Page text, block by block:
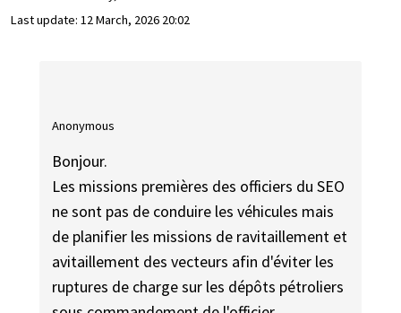
Last update: 12 March, 2026 20:02
Anonymous
Bonjour.
Les missions premières des officiers du SEO
ne sont pas de conduire les véhicules mais
de planifier les missions de ravitaillement et
avitaillement des vecteurs afin d'éviter les
ruptures de charge sur les dépôts pétroliers